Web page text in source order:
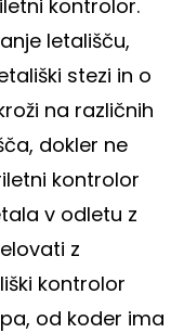
kontrolor.
letališču,
stezi in o
na različnih
dokler ne
kontrolor
v odletu z
z
kontrolor
od koder ima